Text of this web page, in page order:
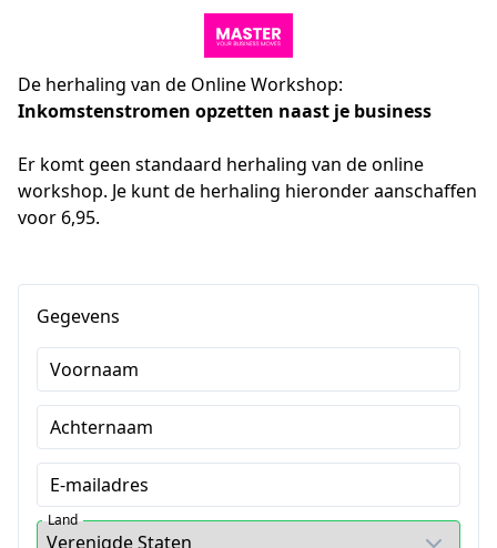
De herhaling van de Online Workshop:
Inkomstenstromen opzetten naast je business
Er komt geen standaard herhaling van de online
workshop. Je kunt de herhaling hieronder aanschaffen
voor 6,95.
Gegevens
Voornaam
Achternaam
E-mailadres
Land